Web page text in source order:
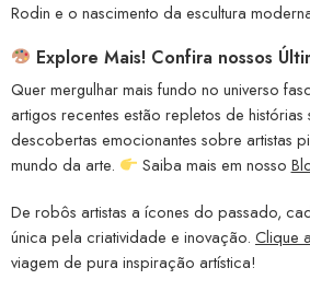
Rodin e o nascimento da escultura
Explore Mais! Confira nossos
Quer mergulhar mais fundo no universo
artigos recentes estão repletos de histórias
descobertas emocionantes sobre artistas
mundo da arte.
Saiba mais em nosso
De robôs artistas a ícones do passado,
única pela criatividade e inovação. Clique
viagem de pura inspiração artística!